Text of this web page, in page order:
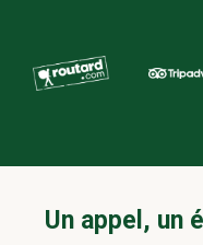
Un appel, un